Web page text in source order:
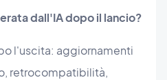
dall'IA dopo il lancio?
l'uscita: aggiornamenti
retrocompatibilità,